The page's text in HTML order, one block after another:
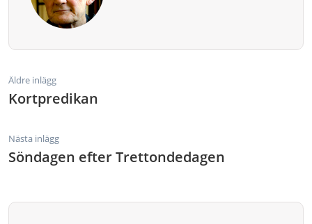
Äldre inlägg
Kortpredikan
Nästa inlägg
Söndagen efter Trettondedagen